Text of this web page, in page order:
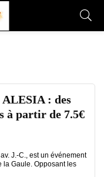
: des
à partir de 7.5€
J.-C., est un événement
la Gaule. Opposant les